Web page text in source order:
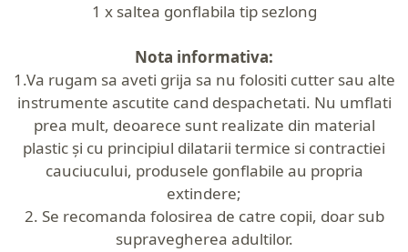
1 x saltea gonflabila tip sezlong
Nota informativa:
1.Va rugam sa aveti grija sa nu folositi cutter sau alte
instrumente ascutite cand despachetati. Nu umflati
prea mult, deoarece sunt realizate din material
plastic și cu principiul dilatarii termice si contractiei
cauciucului, produsele gonflabile au propria
extindere;
2. Se recomanda folosirea de catre copii, doar sub
supravegherea adultilor.